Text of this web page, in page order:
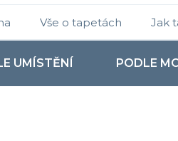
UMÍSTĚNÍ PODLE
Vše o tapetách Jak